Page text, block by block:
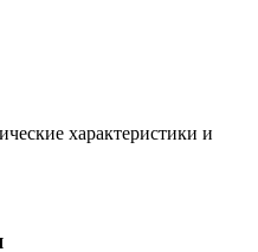
характеристики и